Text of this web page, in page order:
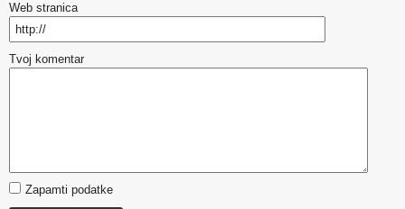
Web stranica
Tvoj komentar
Zapamti podatke